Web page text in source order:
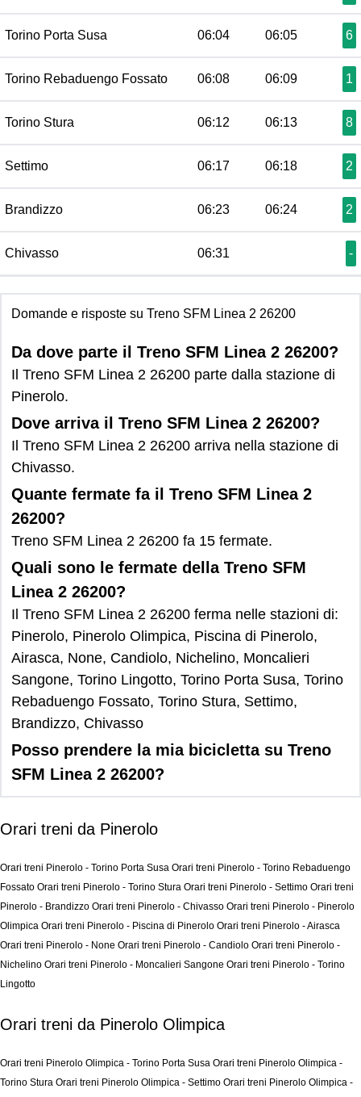
Torino Porta Susa 06:04 06:05 6
Torino Rebaduengo Fossato 06:08 06:09 1
Torino Stura 06:12 06:13 8
Settimo 06:17 06:18 2
Brandizzo 06:23 06:24 2
Chivasso 06:31 -
Domande e risposte su Treno SFM Linea 2 26200
Da dove parte il Treno SFM Linea 2 26200?
Il Treno SFM Linea 2 26200 parte dalla stazione di
Pinerolo.
Dove arriva il Treno SFM Linea 2 26200?
Il Treno SFM Linea 2 26200 arriva nella stazione di
Chivasso.
Quante fermate fa il Treno SFM Linea 2
26200?
Treno SFM Linea 2 26200 fa 15 fermate.
Quali sono le fermate della Treno SFM
Linea 2 26200?
Il Treno SFM Linea 2 26200 ferma nelle stazioni di:
Pinerolo, Pinerolo Olimpica, Piscina di Pinerolo,
Airasca, None, Candiolo, Nichelino, Moncalieri
Sangone, Torino Lingotto, Torino Porta Susa, Torino
Rebaduengo Fossato, Torino Stura, Settimo,
Brandizzo, Chivasso
Posso prendere la mia bicicletta su Treno
SFM Linea 2 26200?
Orari treni da Pinerolo
Orari treni Pinerolo - Torino Porta Susa Orari treni Pinerolo - Torino Rebaduengo
Fossato Orari treni Pinerolo - Torino Stura Orari treni Pinerolo - Settimo Orari treni
Pinerolo - Brandizzo Orari treni Pinerolo - Chivasso Orari treni Pinerolo - Pinerolo
Olimpica Orari treni Pinerolo - Piscina di Pinerolo Orari treni Pinerolo - Airasca
Orari treni Pinerolo - None Orari treni Pinerolo - Candiolo Orari treni Pinerolo -
Nichelino Orari treni Pinerolo - Moncalieri Sangone Orari treni Pinerolo - Torino
Lingotto
Orari treni da Pinerolo Olimpica
Orari treni Pinerolo Olimpica - Torino Porta Susa Orari treni Pinerolo Olimpica -
Torino Stura Orari treni Pinerolo Olimpica - Settimo Orari treni Pinerolo Olimpica -